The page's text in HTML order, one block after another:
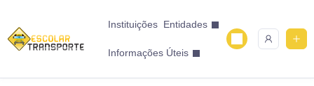
Instituições Entidades
Informações Úteis